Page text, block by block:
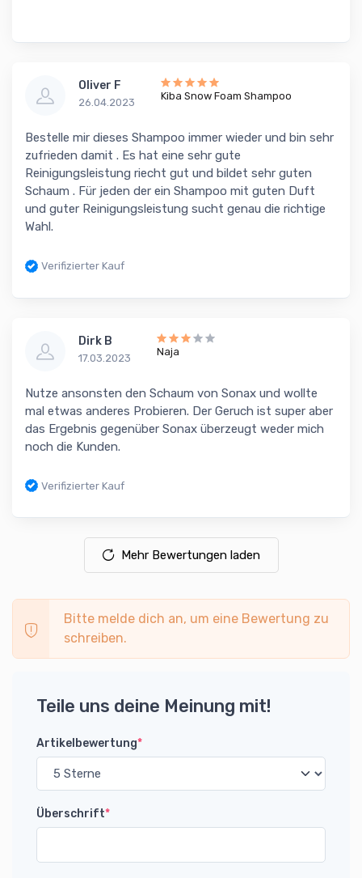
Oliver F
26.04.2023
Kiba Snow Foam Shampoo
Bestelle mir dieses Shampoo immer wieder und bin sehr
zufrieden damit . Es hat eine sehr gute
Reinigungsleistung riecht gut und bildet sehr guten
Schaum . Für jeden der ein Shampoo mit guten Duft
und guter Reinigungsleistung sucht genau die richtige
Wahl.
Verifizierter Kauf
Dirk B
17.03.2023
Naja
Nutze ansonsten den Schaum von Sonax und wollte
mal etwas anderes Probieren. Der Geruch ist super aber
das Ergebnis gegenüber Sonax überzeugt weder mich
noch die Kunden.
Verifizierter Kauf
Mehr Bewertungen laden
Bitte melde dich an, um eine Bewertung zu
schreiben.
Teile uns deine Meinung mit!
Artikelbewertung*
Überschrift*